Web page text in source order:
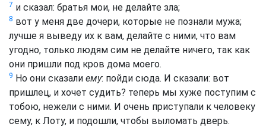
7 и сказал: братья мои, не делайте зла;
8 вот у меня две дочери, которые не познали мужа;
лучше я выведу их к вам, делайте с ними, что вам
угодно, только людям сим не делайте ничего, так как
они пришли под кров дома моего.
9 Но они сказали ему: пойди сюда. И сказали: вот
пришлец, и хочет судить? теперь мы хуже поступим с
тобою, нежели с ними. И очень приступали к человеку
сему, к Лоту, и подошли, чтобы выломать дверь.